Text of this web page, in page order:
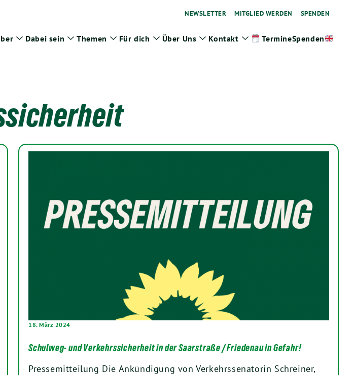
NEWSLETTER MITGLIED WERDEN SPENDEN
Zeige
Dabei sein
Zeige
Themen
Zeige
Für dich
Zeige
Über Uns Zeige
Kontakt ZeigeTermineSpenden
18. März 2024
Schulweg- und Verkehrssicherheit in der Saarstraße / Friedenau in Gefahr!
Pressemitteilung Die Ankündigung von Verkehrssenatorin Schreiner,